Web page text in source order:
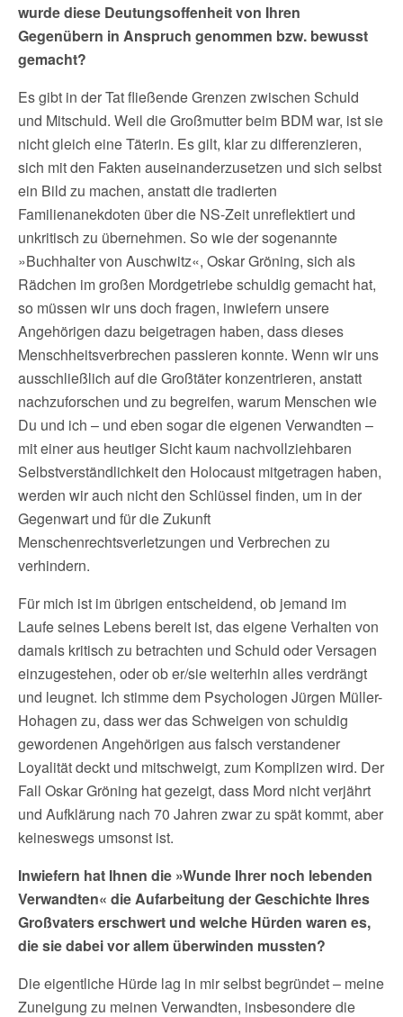
wurde diese Deutungsoffenheit von Ihren
Gegenübern in Anspruch genommen bzw. bewusst
gemacht?
Es gibt in der Tat fließende Grenzen zwischen Schuld
und Mitschuld. Weil die Großmutter beim BDM war, ist sie
nicht gleich eine Täterin. Es gilt, klar zu differenzieren,
sich mit den Fakten auseinanderzusetzen und sich selbst
ein Bild zu machen, anstatt die tradierten
Familienanekdoten über die NS-Zeit unreflektiert und
unkritisch zu übernehmen. So wie der sogenannte
»Buchhalter von Auschwitz«, Oskar Gröning, sich als
Rädchen im großen Mordgetriebe schuldig gemacht hat,
so müssen wir uns doch fragen, inwiefern unsere
Angehörigen dazu beigetragen haben, dass dieses
Menschheitsverbrechen passieren konnte. Wenn wir uns
ausschließlich auf die Großtäter konzentrieren, anstatt
nachzuforschen und zu begreifen, warum Menschen wie
Du und ich – und eben sogar die eigenen Verwandten –
mit einer aus heutiger Sicht kaum nachvollziehbaren
Selbstverständlichkeit den Holocaust mitgetragen haben,
werden wir auch nicht den Schlüssel finden, um in der
Gegenwart und für die Zukunft
Menschenrechtsverletzungen und Verbrechen zu
verhindern.
Für mich ist im übrigen entscheidend, ob jemand im
Laufe seines Lebens bereit ist, das eigene Verhalten von
damals kritisch zu betrachten und Schuld oder Versagen
einzugestehen, oder ob er/sie weiterhin alles verdrängt
und leugnet. Ich stimme dem Psychologen Jürgen Müller-
Hohagen zu, dass wer das Schweigen von schuldig
gewordenen Angehörigen aus falsch verstandener
Loyalität deckt und mitschweigt, zum Komplizen wird. Der
Fall Oskar Gröning hat gezeigt, dass Mord nicht verjährt
und Aufklärung nach 70 Jahren zwar zu spät kommt, aber
keineswegs umsonst ist.
Inwiefern hat Ihnen die »Wunde Ihrer noch lebenden
Verwandten« die Aufarbeitung der Geschichte Ihres
Großvaters erschwert und welche Hürden waren es,
die sie dabei vor allem überwinden mussten?
Die eigentliche Hürde lag in mir selbst begründet – meine
Zuneigung zu meinen Verwandten, insbesondere die